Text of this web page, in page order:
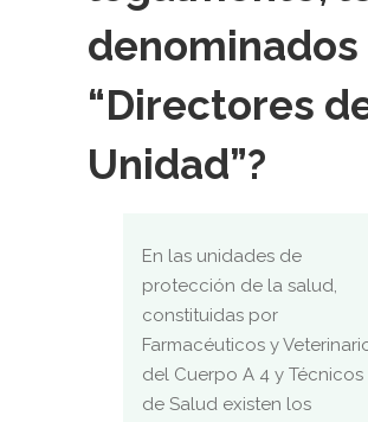
denominados
“Directores
Unidad”?
En las unidades de
protección de la salud,
constituidas por
Farmacéuticos y
del Cuerpo A 4 y Técnicos
de Salud existen los